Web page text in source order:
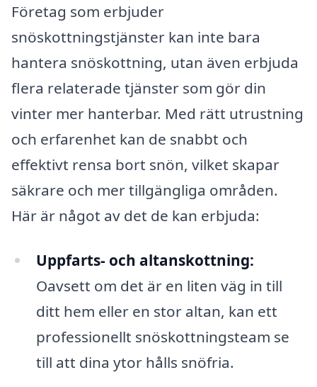
Företag som erbjuder
snöskottningstjänster kan inte bara
hantera snöskottning, utan även erbjuda
flera relaterade tjänster som gör din
vinter mer hanterbar. Med rätt utrustning
och erfarenhet kan de snabbt och
effektivt rensa bort snön, vilket skapar
säkrare och mer tillgängliga områden.
Här är något av det de kan erbjuda:
Uppfarts- och altanskottning:
Oavsett om det är en liten väg in till
ditt hem eller en stor altan, kan ett
professionellt snöskottningsteam se
till att dina ytor hålls snöfria.